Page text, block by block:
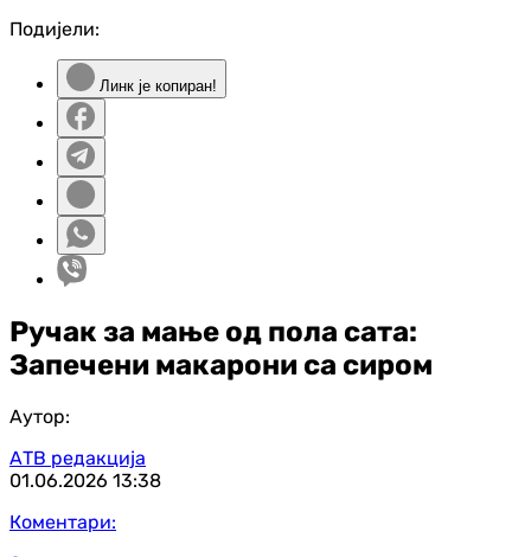
Подијели:
Линк је копиран!
Ручак за мање од пола сата:
Запечени макарони са сиром
Аутор:
АТВ редакција
01.06.2026 13:38
Коментари: